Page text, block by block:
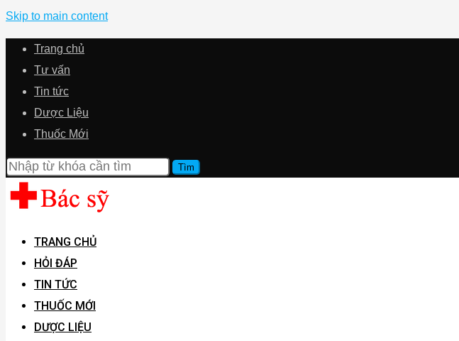
Skip to main content
Trang chủ
Tư vấn
Tin tức
Dược Liệu
Thuốc Mới
TRANG CHỦ
HỎI ĐÁP
TIN TỨC
THUỐC MỚI
DƯỢC LIỆU